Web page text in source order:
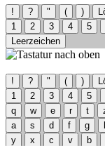
! ? " ( )
1
2 3 4 5
Leerzeichen
! ? " ( )
1
2 3 4 5
q
w e r t
a
s d f g
y
x c v b